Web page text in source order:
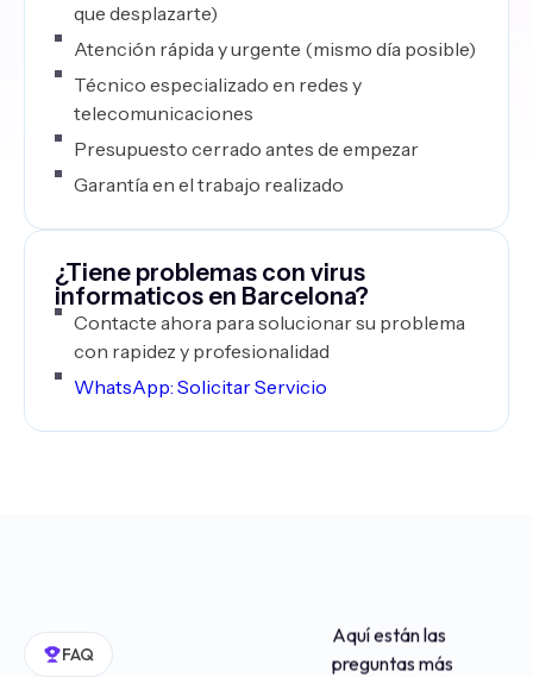
que desplazarte)
Atención rápida y urgente (mismo día posible)
Técnico especializado en redes y
telecomunicaciones
Presupuesto cerrado antes de empezar
Garantía en el trabajo realizado
¿Tiene problemas con virus
informaticos en Barcelona?
Contacte ahora para solucionar su problema
con rapidez y profesionalidad
WhatsApp: Solicitar Servicio
FAQ
Aquí están las
preguntas más